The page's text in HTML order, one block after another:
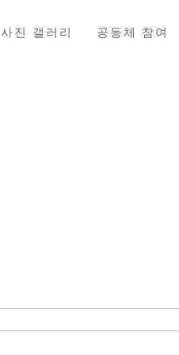
사진 갤러리 공동체 참여